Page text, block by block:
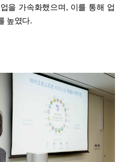
을 가속화했으며, 이를 통해 업
높였다.